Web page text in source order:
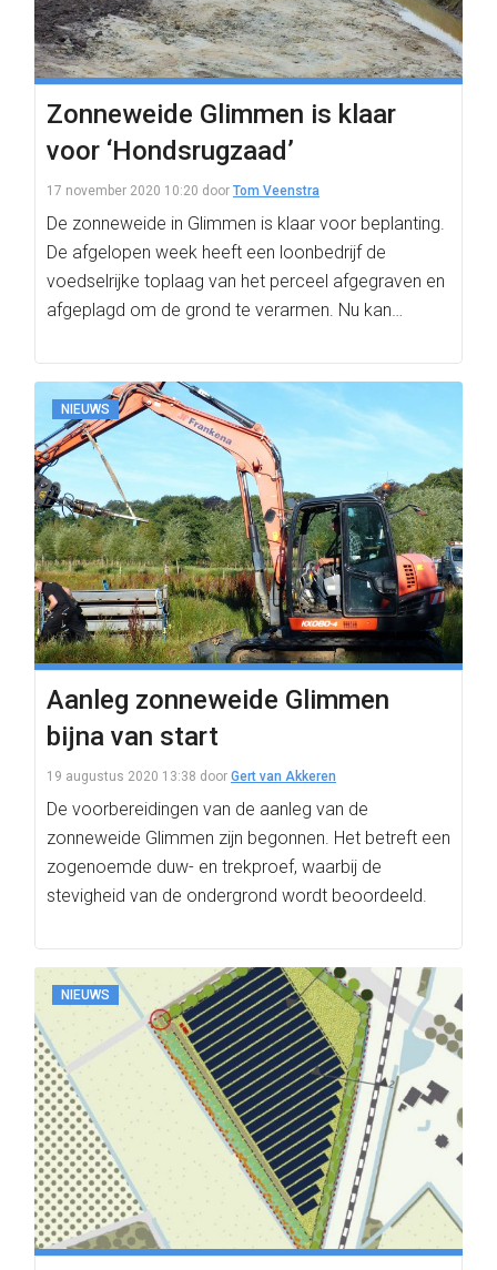
Zonneweide Glimmen is klaar
voor ‘Hondsrugzaad’
17 november 2020 10:20 door Tom Veenstra
De zonneweide in Glimmen is klaar voor beplanting.
De afgelopen week heeft een loonbedrijf de
voedselrijke toplaag van het perceel afgegraven en
afgeplagd om de grond te verarmen. Nu kan…
NIEUWS
Aanleg zonneweide Glimmen
bijna van start
19 augustus 2020 13:38 door Gert van Akkeren
De voorbereidingen van de aanleg van de
zonneweide Glimmen zijn begonnen. Het betreft een
zogenoemde duw- en trekproef, waarbij de
stevigheid van de ondergrond wordt beoordeeld.
NIEUWS